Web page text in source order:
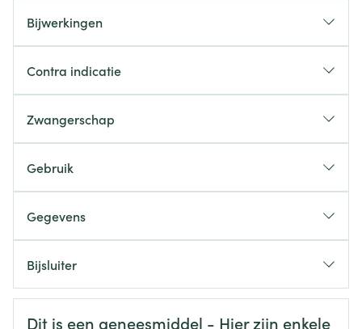
Bijwerkingen
Contra indicatie
Zwangerschap
Gebruik
Gegevens
Organisaties Arega Pharma NV, Teva Belgium
Bijsluiter
Nederlands
Duits Frans
Veiligheidsinformatie
Dit is een geneesmiddel - Hier zijn enkele